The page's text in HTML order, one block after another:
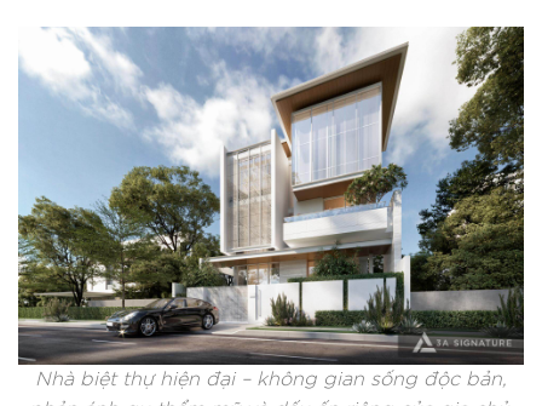
Nhà biệt thự hiện đại – không gian sống độc bản,